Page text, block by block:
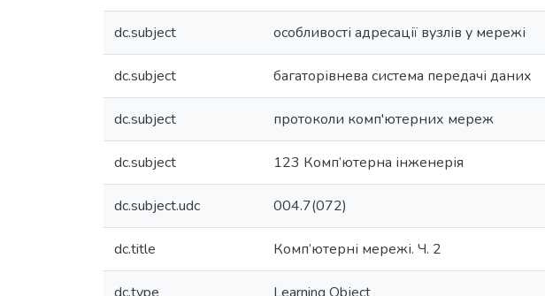
dc.subject особливості адресації вузлів у мережі
dc.subject багаторівнева система передачі даних
dc.subject протоколи комп'ютерних мереж
dc.subject 123 Комп’ютерна інженерія
dc.subject.udc 004.7(072)
dc.title Комп’ютерні мережі. Ч. 2